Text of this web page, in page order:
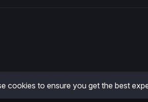
cookies to ensure you get the best